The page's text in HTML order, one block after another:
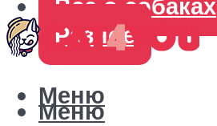
Разное
Меню
Меню